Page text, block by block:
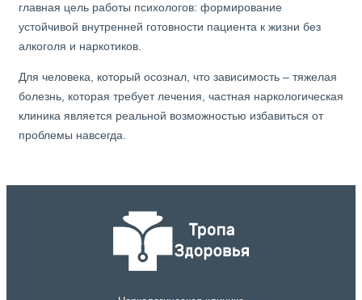
главная цель работы психологов: формирование
устойчивой внутренней готовности пациента к жизни без
алкоголя и наркотиков.
Для человека, который осознал, что зависимость – тяжелая
болезнь, которая требует лечения, частная наркологическая
клиника является реальной возможностью избавиться от
проблемы навсегда.